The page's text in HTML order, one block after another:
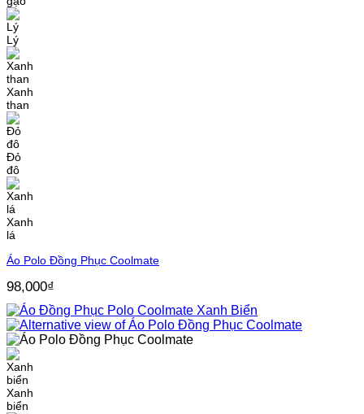
Lý
Xanh
than
Đỏ
đô
Xanh
lá
Áo Polo Đồng Phục Coolmate
98,000₫
Xanh
biển